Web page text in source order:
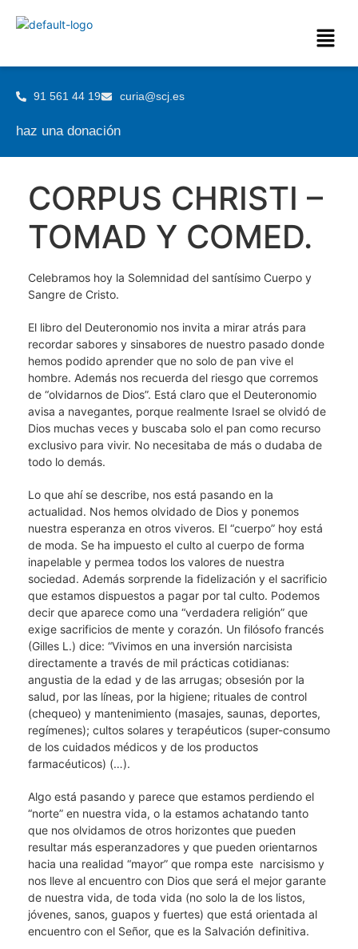
91 561 44 19 curia@scj.es
haz una donación
CORPUS CHRISTI –
TOMAD Y COMED.
Celebramos hoy la Solemnidad del santísimo Cuerpo y
Sangre de Cristo.
El libro del Deuteronomio nos invita a mirar atrás para
recordar sabores y sinsabores de nuestro pasado donde
hemos podido aprender que no solo de pan vive el
hombre. Además nos recuerda del riesgo que corremos
de “olvidarnos de Dios”. Está claro que el Deuteronomio
avisa a navegantes, porque realmente Israel se olvidó de
Dios muchas veces y buscaba solo el pan como recurso
exclusivo para vivir. No necesitaba de más o dudaba de
todo lo demás.
Lo que ahí se describe, nos está pasando en la
actualidad. Nos hemos olvidado de Dios y ponemos
nuestra esperanza en otros viveros. El “cuerpo” hoy está
de moda. Se ha impuesto el culto al cuerpo de forma
inapelable y permea todos los valores de nuestra
sociedad. Además sorprende la fidelización y el sacrificio
que estamos dispuestos a pagar por tal culto. Podemos
decir que aparece como una “verdadera religión” que
exige sacrificios de mente y corazón. Un filósofo francés
(Gilles L.) dice: “Vivimos en una inversión narcisista
directamente a través de mil prácticas cotidianas:
angustia de la edad y de las arrugas; obsesión por la
salud, por las líneas, por la higiene; rituales de control
(chequeo) y mantenimiento (masajes, saunas, deportes,
regímenes); cultos solares y terapéuticos (super-consumo
de los cuidados médicos y de los productos
farmacéuticos) (…).
Algo está pasando y parece que estamos perdiendo el
“norte” en nuestra vida, o la estamos achatando tanto
que nos olvidamos de otros horizontes que pueden
resultar más esperanzadores y que pueden orientarnos
hacia una realidad “mayor” que rompa este narcisismo y
nos lleve al encuentro con Dios que será el mejor garante
de nuestra vida, de toda vida (no solo la de los listos,
jóvenes, sanos, guapos y fuertes) que está orientada al
encuentro con el Señor, que es la Salvación definitiva.